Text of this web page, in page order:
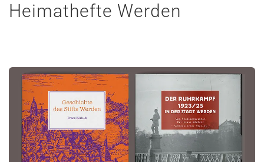
Heimathefte Werden